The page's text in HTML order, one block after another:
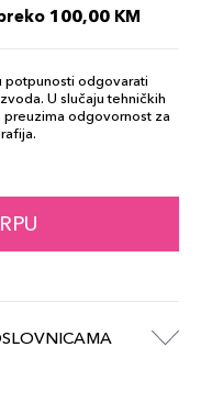
100,00 KM
potpunosti odgovarati
U slučaju tehničkih
odgovornost za